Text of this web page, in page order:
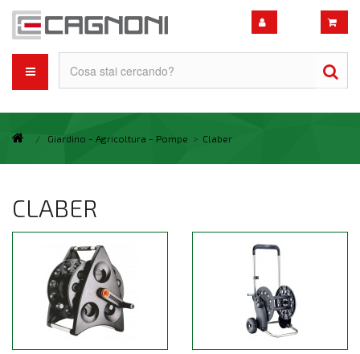
/ Giardino - Agricoltura - Pompe > Claber
CLABER